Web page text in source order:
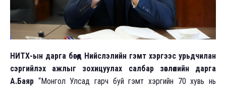
НИТХ-ын дарга бөгөөд Нийслэлийн гэмт хэргээс урьдчилан
сэргийлэх ажлыг зохицуулах салбар зөвлөлийн дарга
А.Баяр “Монгол Улсад гарч буй гэмт хэргийн 70 хувь нь